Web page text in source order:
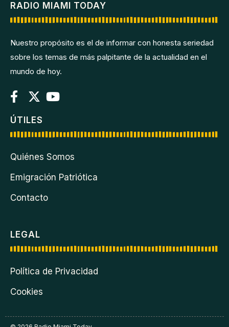
RADIO MIAMI TODAY
Nuestro propósito es el de informar con honesta seriedad
sobre los temas de más palpitante de la actualidad en el
mundo de hoy.
ÚTILES
Quiénes Somos
Emigración Patriótica
Contacto
LEGAL
Política de Privacidad
Cookies